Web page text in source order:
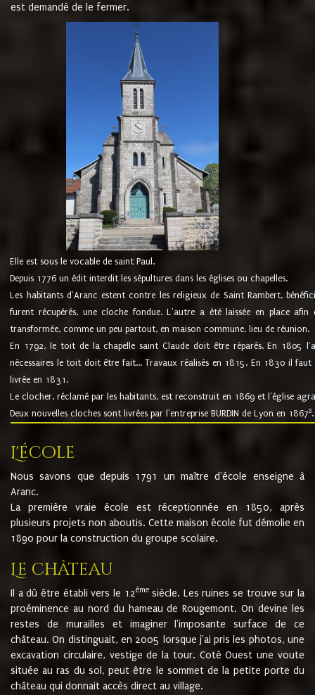
est demandé de le fermer.
Elle est sous le vocable de saint Paul.
Depuis 1776 un édit interdit les sépultures dans les églises ou chapelles.
Les habitants d'Aranc estent contre les religieux de Saint Rambert,
furent récupérés, une cloche fondue. L'autre a été laissée en place
transformée, comme un peu partout, en maison commune, lieu de réunion.
En 1792, le toit de la chapelle saint Claude doit être réparés. En 1805
nécessaires le toit doit être fait... Travaux réalisés en 1815. En 1830 il
livrée en 1831.
Le clocher, réclamé par les habitants, est reconstruit en 1869 et l'église
Deux nouvelles cloches sont livrées par l'entreprise BURDIN de Lyon en 18678.
L'école
Nous savons que depuis 1791 un maître d'école enseigne à
Aranc.
La première vraie école est réceptionnée en 1850, après
plusieurs projets non aboutis. Cette maison école fut démolie en
1890 pour la construction du groupe scolaire.
Le château
Il a dû être établi vers le 12èmesiècle. Les ruines se trouve sur la
proéminence au nord du hameau de Rougemont. On devine les
restes de murailles et imaginer l'imposante surface de ce
château. On distinguait, en 2005 lorsque j'ai pris les photos, une
excavation circulaire, vestige de la tour. Coté Ouest une voute
située au ras du sol, peut être le sommet de la petite porte du
château qui donnait accès direct au village.